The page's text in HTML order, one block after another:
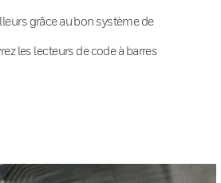
grâce au bon système de
les lecteurs de code à barres